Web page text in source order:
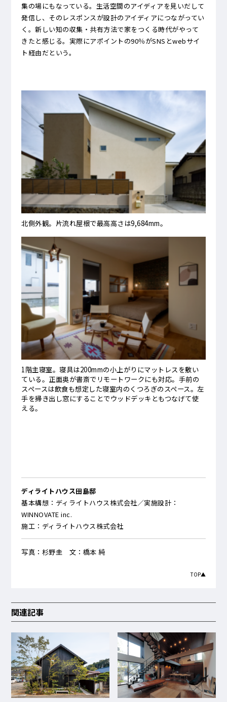
集の場にもなっている。生活空間のアイディアを見いだして
発信し、そのレスポンスが設計のアイディアにつながってい
く。新しい知の収集・共有方法で家をつくる時代がやって
きたと感じる。実際にアポイントの90％がSNSとwebサイ
ト経由だという。
北側外観。片流れ屋根で最高高さは9,684mm。
1階主寝室。寝具は200mmの小上がりにマットレスを敷い
ている。正面奥が書斎でリモートワークにも対応。手前の
スペースは飲食も想定した寝室内のくつろぎのスペース。左
手を掃き出し窓にすることでウッドデッキともつなげて使
える。
ディライトハウス田島邸
基本構想：ディライトハウス株式会社／実施設計：
WINNOVATE inc.
施工：ディライトハウス株式会社
写真：杉野圭 文：橋本 純
TOP▲
関連記事